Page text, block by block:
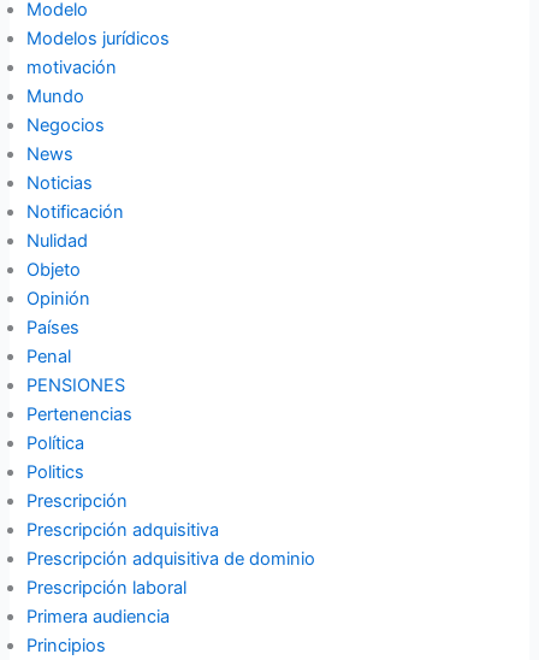
Modelo
Modelos jurídicos
motivación
Mundo
Negocios
News
Noticias
Notificación
Nulidad
Objeto
Opinión
Países
Penal
PENSIONES
Pertenencias
Política
Politics
Prescripción
Prescripción adquisitiva
Prescripción adquisitiva de dominio
Prescripción laboral
Primera audiencia
Principios